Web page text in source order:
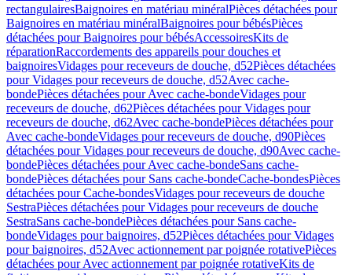
rectangulairesBaignoires en matériau minéralPièces détachées pour
Baignoires en matériau minéralBaignoires pour bébésPièces
détachées pour Baignoires pour bébésAccessoiresKits de
réparationRaccordements des appareils pour douches et
baignoiresVidages pour receveurs de douche, d52Pièces détachées
pour Vidages pour receveurs de douche, d52Avec cache-
bondePièces détachées pour Avec cache-bondeVidages pour
receveurs de douche, d62Pièces détachées pour Vidages pour
receveurs de douche, d62Avec cache-bondePièces détachées pour
Avec cache-bondeVidages pour receveurs de douche, d90Pièces
détachées pour Vidages pour receveurs de douche, d90Avec cache-
bondePièces détachées pour Avec cache-bondeSans cache-
bondePièces détachées pour Sans cache-bondeCache-bondesPièces
détachées pour Cache-bondesVidages pour receveurs de douche
SestraPièces détachées pour Vidages pour receveurs de douche
SestraSans cache-bondePièces détachées pour Sans cache-
bondeVidages pour baignoires, d52Pièces détachées pour Vidages
pour baignoires, d52Avec actionnement par poignée rotativePièces
détachées pour Avec actionnement par poignée rotativeKits de